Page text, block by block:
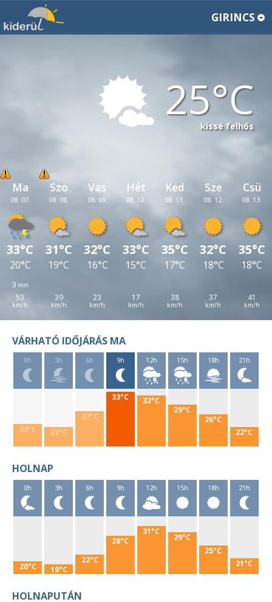
GIRINCS
25
kissé felhős
Ma
08. 07.
33°C
20°C
3
53
Szo
08. 08.
31°C
19°C
39
Vas
08. 09.
32°C
16°C
23
Hét
08. 10.
33°C
15°C
17
Ked
08. 11.
35°C
17°C
38
Sze
08. 12.
32°C
18°C
37
Csü
08. 13.
35°C
18°C
41
VÁRHATÓ IDŐJÁRÁS MA
0h
23°C
3h
22°C
6h
27°C
9h
33°C
12h
32°C
15h
29°C
18h
26°C
21h
22°C
HOLNAP
0h
20°C
3h
19°C
6h
22°C
9h
28°C
12h
31°C
15h
29°C
18h
25°C
21h
21°C
HOLNAPUTÁN